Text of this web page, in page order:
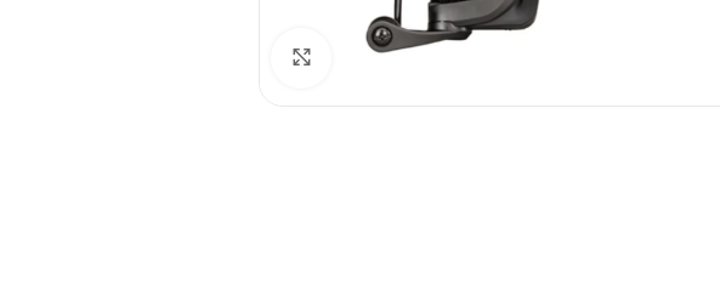
Spustelėkite norėdami padidinti